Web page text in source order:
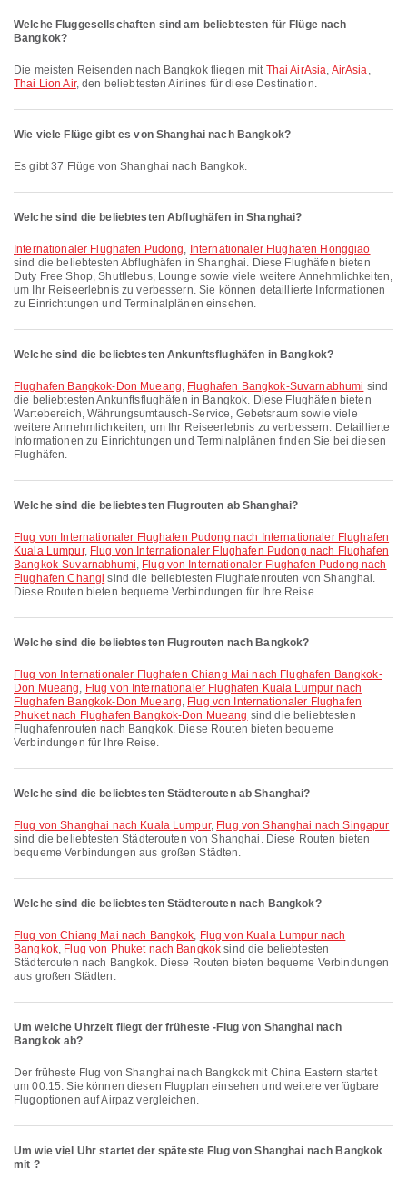
Welche Fluggesellschaften sind am beliebtesten für Flüge nach
Bangkok?
Die meisten Reisenden nach Bangkok fliegen mit Thai AirAsia, AirAsia,
Thai Lion Air, den beliebtesten Airlines für diese Destination.
Wie viele Flüge gibt es von Shanghai nach Bangkok?
Es gibt 37 Flüge von Shanghai nach Bangkok.
Welche sind die beliebtesten Abflughäfen in Shanghai?
Internationaler Flughafen Pudong, Internationaler Flughafen Hongqiao
sind die beliebtesten Abflughäfen in Shanghai. Diese Flughäfen bieten
Duty Free Shop, Shuttlebus, Lounge sowie viele weitere Annehmlichkeiten,
um Ihr Reiseerlebnis zu verbessern. Sie können detaillierte Informationen
zu Einrichtungen und Terminalplänen einsehen.
Welche sind die beliebtesten Ankunftsflughäfen in Bangkok?
Flughafen Bangkok-Don Mueang, Flughafen Bangkok-Suvarnabhumi sind
die beliebtesten Ankunftsflughäfen in Bangkok. Diese Flughäfen bieten
Wartebereich, Währungsumtausch-Service, Gebetsraum sowie viele
weitere Annehmlichkeiten, um Ihr Reiseerlebnis zu verbessern. Detaillierte
Informationen zu Einrichtungen und Terminalplänen finden Sie bei diesen
Flughäfen.
Welche sind die beliebtesten Flugrouten ab Shanghai?
Flug von Internationaler Flughafen Pudong nach Internationaler Flughafen
Kuala Lumpur, Flug von Internationaler Flughafen Pudong nach Flughafen
Bangkok-Suvarnabhumi, Flug von Internationaler Flughafen Pudong nach
Flughafen Changi sind die beliebtesten Flughafenrouten von Shanghai.
Diese Routen bieten bequeme Verbindungen für Ihre Reise.
Welche sind die beliebtesten Flugrouten nach Bangkok?
Flug von Internationaler Flughafen Chiang Mai nach Flughafen Bangkok-
Don Mueang, Flug von Internationaler Flughafen Kuala Lumpur nach
Flughafen Bangkok-Don Mueang, Flug von Internationaler Flughafen
Phuket nach Flughafen Bangkok-Don Mueang sind die beliebtesten
Flughafenrouten nach Bangkok. Diese Routen bieten bequeme
Verbindungen für Ihre Reise.
Welche sind die beliebtesten Städterouten ab Shanghai?
Flug von Shanghai nach Kuala Lumpur, Flug von Shanghai nach Singapur
sind die beliebtesten Städterouten von Shanghai. Diese Routen bieten
bequeme Verbindungen aus großen Städten.
Welche sind die beliebtesten Städterouten nach Bangkok?
Flug von Chiang Mai nach Bangkok, Flug von Kuala Lumpur nach
Bangkok, Flug von Phuket nach Bangkok sind die beliebtesten
Städterouten nach Bangkok. Diese Routen bieten bequeme Verbindungen
aus großen Städten.
Um welche Uhrzeit fliegt der früheste -Flug von Shanghai nach
Bangkok ab?
Der früheste Flug von Shanghai nach Bangkok mit China Eastern startet
um 00:15. Sie können diesen Flugplan einsehen und weitere verfügbare
Flugoptionen auf Airpaz vergleichen.
Um wie viel Uhr startet der späteste Flug von Shanghai nach Bangkok
mit ?